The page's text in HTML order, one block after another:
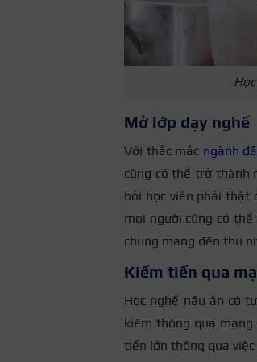
Mở lớp dạy nghề
Với thắc mắc ngành
cũng có thể trở thành
hỏi học viên phải thật
mọi người cũng có thể
chung mang đến thu
Kiếm tiền qua
Học nghề nấu ăn có
kiếm thông qua
tiền lớn thông qua